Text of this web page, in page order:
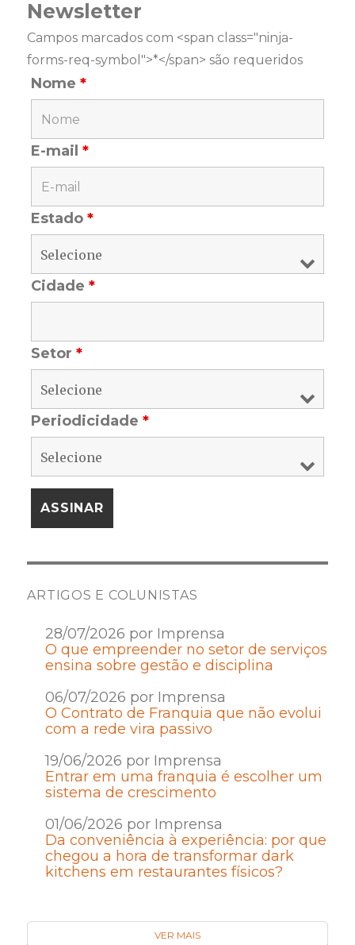
Newsletter
Campos marcados com <span class="ninja-
forms-req-symbol">*</span> são requeridos
Nome*
E-mail*
Estado*
Cidade*
Setor*
Periodicidade*
ARTIGOS E COLUNISTAS
28/07/2026 por Imprensa
O que empreender no setor de serviços
ensina sobre gestão e disciplina
06/07/2026 por Imprensa
O Contrato de Franquia que não evolui
com a rede vira passivo
19/06/2026 por Imprensa
Entrar em uma franquia é escolher um
sistema de crescimento
01/06/2026 por Imprensa
Da conveniência à experiência: por que
chegou a hora de transformar dark
kitchens em restaurantes físicos?
VER MAIS